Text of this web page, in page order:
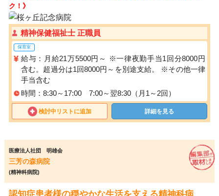
ク！》
精神保健福祉士 正職員
保育室
給与：月給21万5500円～ ※一律夜勤手当1回分8000円
含む。超過分は1回8000円～を別途支給。 ※その他一律
手当含む
時間：8:30～17:00 7:00～翌8:30（月1～2回）
検討中リストに追加 詳細を見る
医療法人社団 明雄会
三芳の森病院
(精神科病院)
認知症患者様の穏やかな生活を支える精神科病